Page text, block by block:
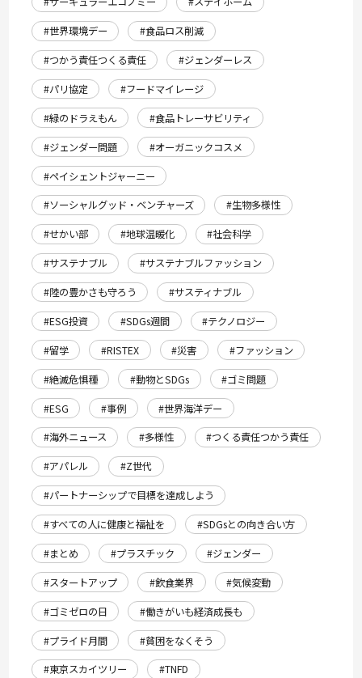
#世界環境デー
#食品ロス削減
#つかう責任つくる責任
#ジェンダーレス
#パリ協定
#フードマイレージ
#緑のドラえもん
#食品トレーサビリティ
#ジェンダー問題
#オーガニックコスメ
#ペイシェントジャーニー
#ソーシャルグッド・ベンチャーズ
#生物多様性
#せかい部
#地球温暖化
#社会科学
#サステナブル
#サステナブルファッション
#陸の豊かさも守ろう
#サスティナブル
#ESG投資
#SDGs週間
#テクノロジー
#留学
#RISTEX #災害
#ファッション
#絶滅危惧種
#動物とSDGs
#ゴミ問題
#ESG
#事例
#世界海洋デー
#海外ニュース
#多様性
#つくる責任つかう責任
#アパレル
#Z世代
#パートナーシップで目標を達成しよう
#すべての人に健康と福祉を
#SDGsとの向き合い方
#まとめ
#プラスチック
#ジェンダー
#スタートアップ
#飲食業界
#気候変動
#ゴミゼロの日
#働きがいも経済成長も
#プライド月間
#貧困をなくそう
#東京スカイツリー
#TNFD